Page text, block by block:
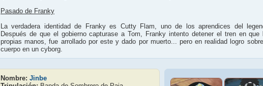
Pasado de Franky
La verdadera identidad de Franky es Cutty Flam, uno de los aprendices del
Después de que el gobierno capturase a Tom, Franky intento detener el tren en
propias manos, fue arrollado por este y dado por muerto... pero en realidad logro
cuerpo en un cyborg.
Nombre: Jinbe